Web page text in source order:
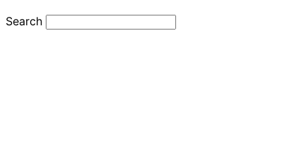
Search